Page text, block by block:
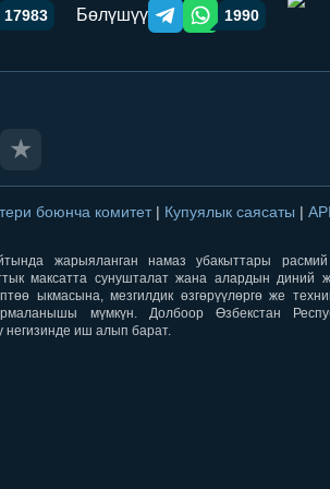
17983 Бөлүшүү Telegram orqali ulashish
WhatsApp orqali
1990
★
боюнча комитет | Купуялык саясаты |
жарыяланган намаз убакыттары
максатта сунушталат жана алардын диний
ыкмасына, мезгилдик өзгөрүүлөргө же
мүмкүн. Долбоор Өзбекстан
негизинде иш алып барат.